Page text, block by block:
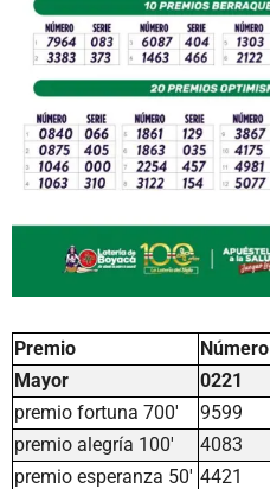
Premio Número
Mayor
0221
premio fortuna 700'
9599
premio alegría 100'
4083
premio esperanza 50' 4421